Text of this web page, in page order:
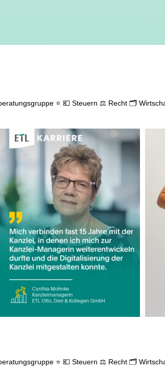
⭐ 💶 Steuern ⚖️ Recht 🗂️
⭐ 💶 Steuern ⚖️ Recht 🗂️